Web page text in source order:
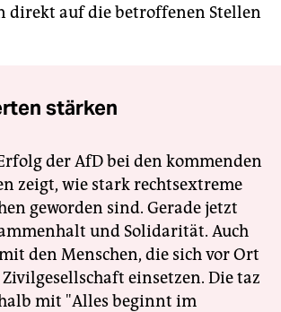
direkt auf die betroffenen Stellen
stärken
der AfD bei den kommenden
zeigt, wie stark rechtsextreme
geworden sind. Gerade jetzt
und Solidarität. Auch
den Menschen, die sich vor Ort
einsetzen. Die taz
mit "Alles beginnt im